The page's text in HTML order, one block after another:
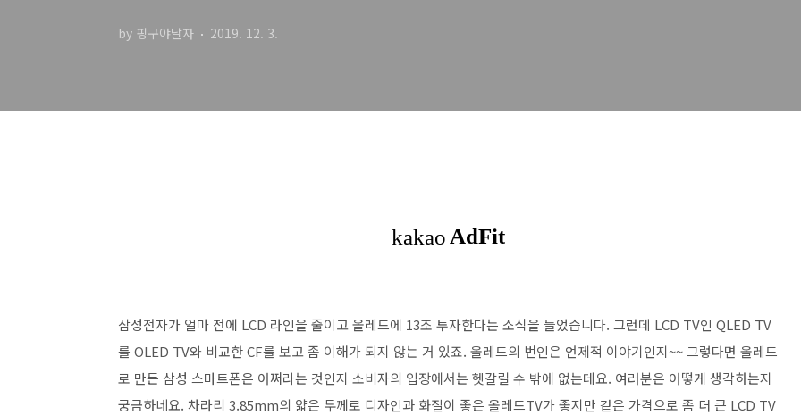
by 핑구야날자 2019. 12. 3.
삼성전자가 얼마 전에 LCD 라인을 줄이고 올레드에 13조 투자한다는 소식을 들었습니다. 그런데 LCD TV인 QLED TV
를 OLED TV와 비교한 CF를 보고 좀 이해가 되지 않는 거 있죠. 올레드의 번인은 언제적 이야기인지~~ 그렇다면 올레드
로 만든 삼성 스마트폰은 어쩌라는 것인지 소비자의 입장에서는 헷갈릴 수 밖에 없는데요. 여러분은 어떻게 생각하는지
궁금하네요. 차라리 3.85mm의 얇은 두께로 디자인과 화질이 좋은 올레드TV가 좋지만 같은 가격으로 좀 더 큰 LCD TV